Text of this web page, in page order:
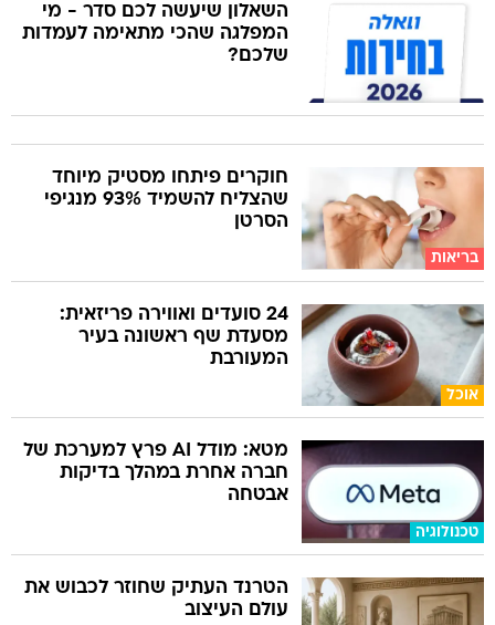
השאלון שיעשה לכם סדר - מי
המפלגה שהכי מתאימה לעמדות
שלכם?
בריאות
חוקרים פיתחו מסטיק מיוחד
שהצליח להשמיד 93% מנגיפי
הסרטן
אוכל
24 סועדים ואווירה פריזאית:
מסעדת שף ראשונה בעיר
המעורבת
טכנולוגיה
מטא: מודל AI פרץ למערכת של
חברה אחרת במהלך בדיקות
אבטחה
הטרנד העתיק שחוזר לכבוש את
עולם העיצוב